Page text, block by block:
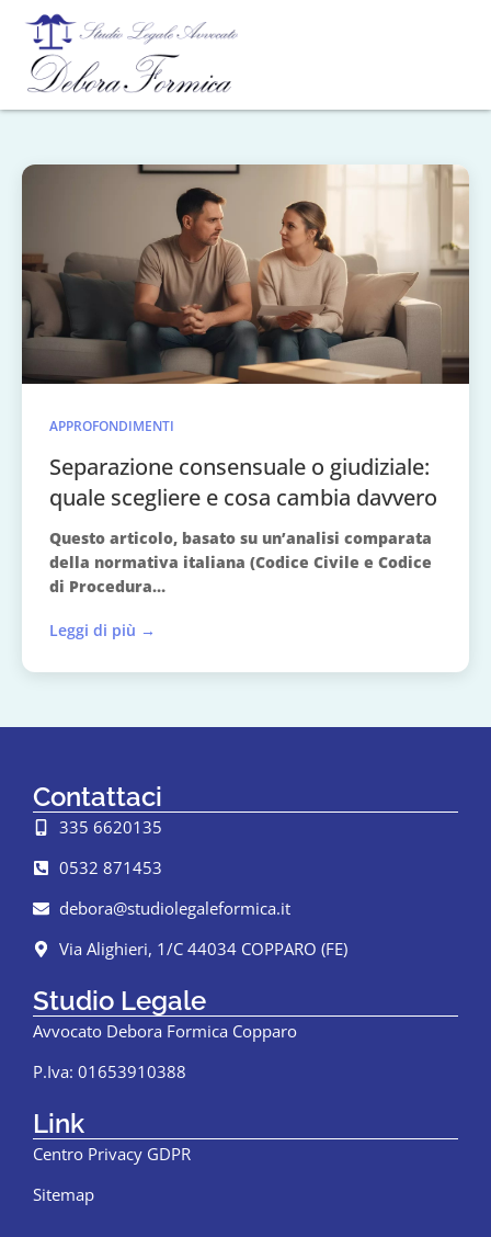
APPROFONDIMENTI
Separazione consensuale o giudiziale:
quale scegliere e cosa cambia davvero
Questo articolo, basato su un’analisi comparata
della normativa italiana (Codice Civile e Codice
di Procedura…
Leggi di più →
Contattaci
335 6620135
0532 871453
debora@studiolegaleformica.it
Via Alighieri, 1/C 44034 COPPARO (FE)
Studio Legale
Avvocato Debora Formica Copparo
P.Iva: 01653910388
Link
Centro Privacy GDPR
Sitemap